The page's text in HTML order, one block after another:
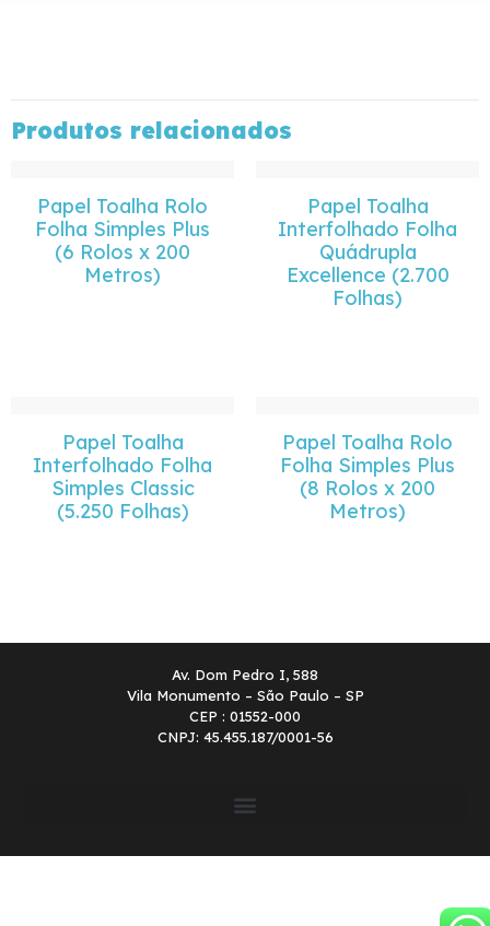
Produtos relacionados
Papel Toalha Rolo
Folha Simples Plus
(6 Rolos x 200
Metros)
Papel Toalha
Interfolhado Folha
Quádrupla
Excellence (2.700
Folhas)
Papel Toalha
Interfolhado Folha
Simples Classic
(5.250 Folhas)
Papel Toalha Rolo
Folha Simples Plus
(8 Rolos x 200
Metros)
Av. Dom Pedro I, 588
Vila Monumento – São Paulo – SP
CEP : 01552-000
CNPJ: 45.455.187/0001-56